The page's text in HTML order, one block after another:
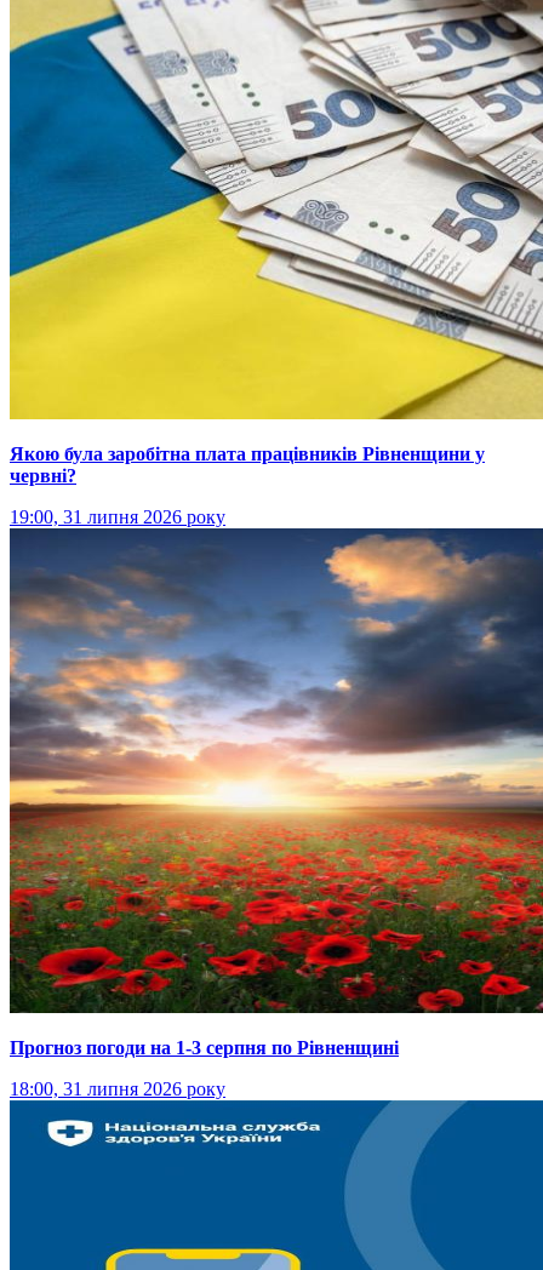
Якою була заробітна плата працівників Рівненщини у
червні?
19:00, 31 липня 2026 року
Прогноз погоди на 1-3 серпня по Рівненщині
18:00, 31 липня 2026 року